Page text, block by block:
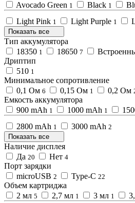
Avocado Green 1 Black 1
Light Pink 1 Light Purple 1
Показать все
Тип аккумулятора
18350 1 18650 7
Дриптип
510 1
Минимальное сопротивление
0,1 Ом 6 0,15 Ом 1 0,2 Ом
Емкость аккумулятора
900 mAh 1 1000 mAh 1
2800 mAh 1 3000 mAh 2
Показать все
Наличие дисплея
Да 20 Нет 4
Порт зарядки
microUSB 2 Type-C 22
Объем картриджа
2 мл 5 2,7 мл 1 3 мл 1